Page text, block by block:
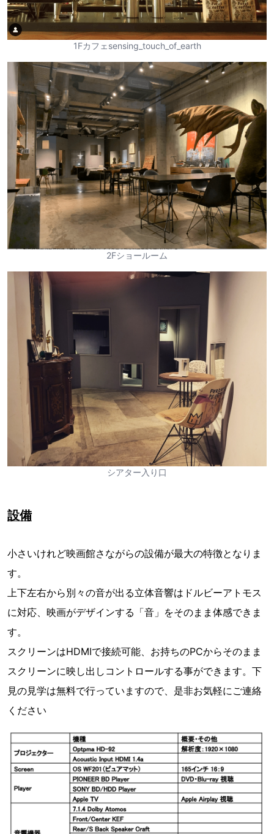
1Fカフェsensing_touch_of_earth
2Fショールーム
シアター入り口
設備
小さいけれど映画館さながらの設備が最大の特徴となりま
す。
上下左右から別々の音が出る立体音響はドルビーアトモス
に対応、映画がデザインする「音」をそのまま体感できま
す。
スクリーンはHDMIで接続可能、お持ちのPCからそのまま
スクリーンに映し出しコントロールする事ができます。下
見の見学は無料で行っていますので、是非お気軽にご連絡
ください